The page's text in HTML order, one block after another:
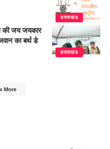
उत्तराखंड
उत्तराखंड
की जय जयकार
का बर्थ डे
More